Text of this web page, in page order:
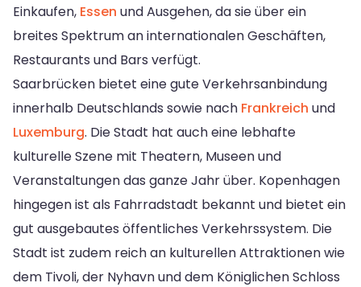
Einkaufen, Essen und Ausgehen, da sie über ein
breites Spektrum an internationalen Geschäften,
Restaurants und Bars verfügt.
Saarbrücken bietet eine gute Verkehrsanbindung
innerhalb Deutschlands sowie nach Frankreich und
Luxemburg. Die Stadt hat auch eine lebhafte
kulturelle Szene mit Theatern, Museen und
Veranstaltungen das ganze Jahr über. Kopenhagen
hingegen ist als Fahrradstadt bekannt und bietet ein
gut ausgebautes öffentliches Verkehrssystem. Die
Stadt ist zudem reich an kulturellen Attraktionen wie
dem Tivoli, der Nyhavn und dem Königlichen Schloss